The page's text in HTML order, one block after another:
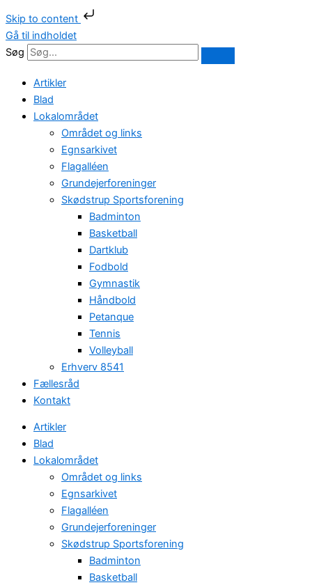
Skip to content
Gå til indholdet
Søg
Artikler
Blad
Lokalområdet
Området og links
Egnsarkivet
Flagalléen
Grundejerforeninger
Skødstrup Sportsforening
Badminton
Basketball
Dartklub
Fodbold
Gymnastik
Håndbold
Petanque
Tennis
Volleyball
Erhverv 8541
Fællesråd
Kontakt
Artikler
Blad
Lokalområdet
Området og links
Egnsarkivet
Flagalléen
Grundejerforeninger
Skødstrup Sportsforening
Badminton
Basketball